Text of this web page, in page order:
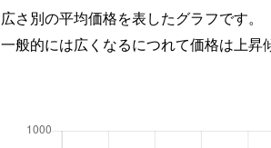
広さ別の平均価格を表したグラフです。
一般的には広くなるにつれて価格は上昇